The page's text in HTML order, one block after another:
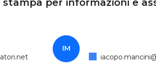
per informazioni e
IM